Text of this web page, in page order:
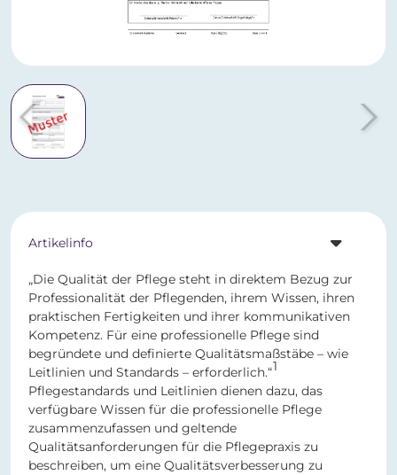
Artikelinfo
„Die Qualität der Pflege steht in direktem Bezug zur
Professionalität der Pflegenden, ihrem Wissen, ihren
praktischen Fertigkeiten und ihrer kommunikativen
Kompetenz. Für eine professionelle Pflege sind
begründete und definierte Qualitätsmaßstäbe – wie
Leitlinien und Standards – erforderlich.“1
Pflegestandards und Leitlinien dienen dazu, das
verfügbare Wissen für die professionelle Pflege
zusammenzufassen und geltende
Qualitätsanforderungen für die Pflegepraxis zu
beschreiben, um eine Qualitätsverbesserung zu